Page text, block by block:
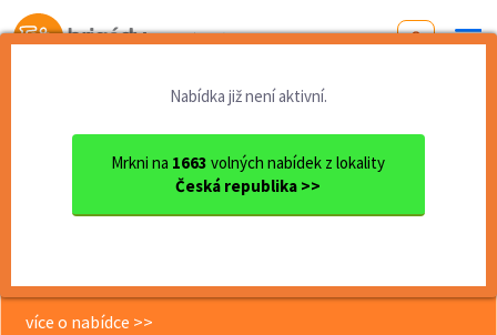
Od první brigády
Nabídka již není aktivní.
Mrkni na 1663 volných nabídek z lokality
Česká republika >>
Moravskoslezský kraj
okres Ostrava
Ostrava
Hledáme parťáka / parťačku ...
Hledáme parťáka / parťačku do
více o nabídce >>